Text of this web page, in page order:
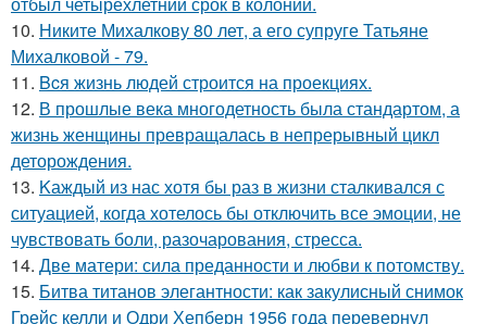
10. Никите Михалкову 80 лет, а его супруге Татьяне
Михалковой - 79.
11. Bcя жизнь людей строится на проекциях.
12. В прошлые века многодетность была стандартом, а
жизнь женщины превращалась в непрерывный цикл
деторождения.
13. Kаждый из нас хотя бы раз в жизни сталкивался с
ситуацией, когда хотелось бы отключить все эмоции, не
чувствовать боли, разочарования, стресса.
14. Две матери: сила преданности и любви к потомству.
15. Битва титанов элегантности: как закулисный снимок
Грейс келли и Одри Хепберн 1956 года перевернул